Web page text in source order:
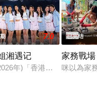
六晚间大型歌唱综艺节目
7.0
湘遇记
年)「香港小姐競選」的
已完结
家務戰場
咪以為家